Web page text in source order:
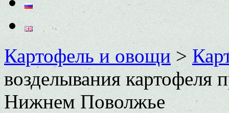
Картофель и овощи>
возделывания картофеля
Нижнем Поволжье